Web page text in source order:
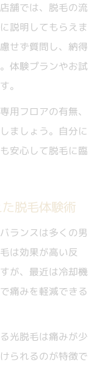
舗では、脱毛の流
説明してもらえま
せず質問し、納得
体験プランやお試
。
用フロアの有無、
ましょう。自分に
安心して脱毛に臨
脱毛体験術
ランスは多くの男
は効果が高い反
が、最近は冷却機
痛みを軽減できる
光脱毛は痛みが少
られるのが特徴で